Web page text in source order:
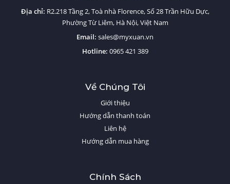
Địa chỉ: R2.218 Tầng 2, Toà nhà Florence, Số 28 Trần Hữu Dực,
Phường Từ Liêm, Hà Nội, Việt Nam
Email: sales@myxuan.vn
Hotline: 0965 421 389
Về Chúng Tôi
Giới thiệu
Hướng dẫn thanh toán
Liên hệ
Hướng dẫn mua hàng
Chính Sách